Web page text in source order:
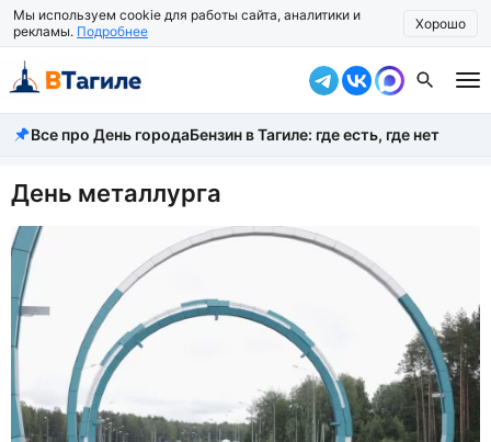
Мы используем cookie для работы сайта, аналитики и
рекламы. Подробнее Хорошо
Все новости
Происшествия
Город
Власть
Жизнь
Экономика
Общество
Все про День городаБензин в Тагиле: где есть, где нет
День металлурга